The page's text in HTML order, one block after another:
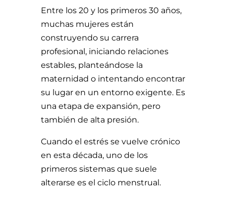
Entre los 20 y los primeros 30 años,
muchas mujeres están
construyendo su carrera
profesional, iniciando relaciones
estables, planteándose la
maternidad o intentando encontrar
su lugar en un entorno exigente. Es
una etapa de expansión, pero
también de alta presión.
Cuando el estrés se vuelve crónico
en esta década, uno de los
primeros sistemas que suele
alterarse es el ciclo menstrual.